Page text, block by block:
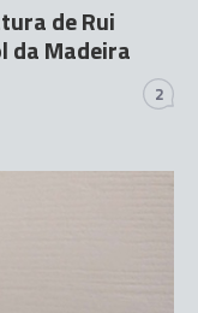
de Rui
da Madeira
2